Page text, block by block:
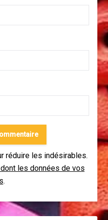
réduire les indésirables.
les données de vos
.